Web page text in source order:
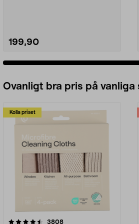
199,90
Ovanligt bra pris på vanliga
Kolla priset
3808recensioner
4.0av 5 stjärnor